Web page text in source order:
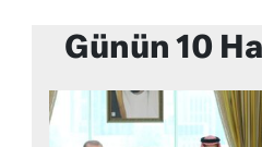
Günün 10